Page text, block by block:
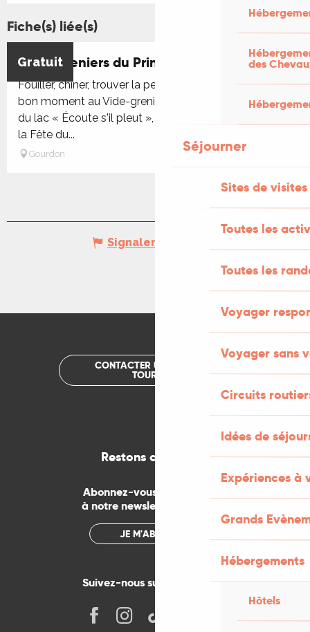
des
Séjourner
Sites de visites
Toutes les
Toutes les
Voyager
Voyager sans
Circuits
Idées de
Expériences à
Grands
Hébergements
Hôtels
Fiche(s) liée(s)
Gratuit
Vide-Greniers du Printemps à Gourdon
Fouiller, chiner, trouver la perle rare !!!Venez passer un
bon moment au Vide-greniers du Printemps au bord
du lac « Écoute s'il pleut », organisé dans le cadre de
la Fête du...
Gourdon
Signaler une erreur
CONTACTER UN OFFICE DE
TOURISME
Restons connectés
Abonnez-vous gratuitement
à notre newsletter mensuelle
JE M'ABONNE
Suivez-nous sur les réseaux !